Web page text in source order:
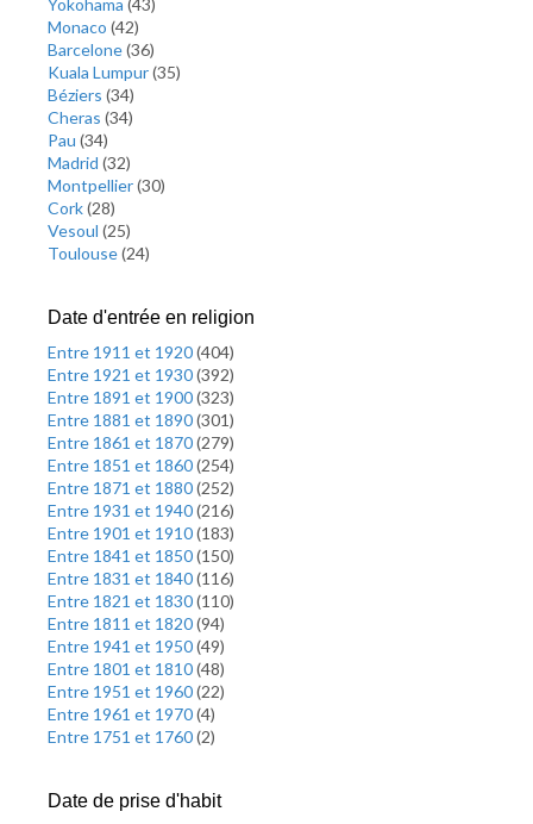
Yokohama (43)
Monaco (42)
Barcelone(36)
Kuala Lumpur(35)
Béziers (34)
Cheras (34)
Pau (34)
Madrid (32)
Montpellier(30)
Cork(28)
Vesoul (25)
Toulouse(24)
Date d'entrée en religion
Entre 1911 et 1920(404)
Entre 1921 et 1930(392)
Entre 1891 et 1900(323)
Entre 1881 et 1890(301)
Entre 1861 et 1870(279)
Entre 1851 et 1860(254)
Entre 1871 et 1880(252)
Entre 1931 et 1940(216)
Entre 1901 et 1910(183)
Entre 1841 et 1850(150)
Entre 1831 et 1840(116)
Entre 1821 et 1830(110)
Entre 1811 et 1820(94)
Entre 1941 et 1950(49)
Entre 1801 et 1810(48)
Entre 1951 et 1960(22)
Entre 1961 et 1970(4)
Entre 1751 et 1760(2)
Date de prise d'habit